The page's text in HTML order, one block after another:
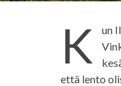
K
un
että lento